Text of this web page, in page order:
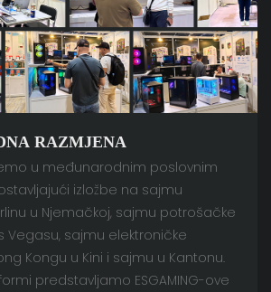
RAZMJENA
u međunarodnim poslovnim
izložbe na sajmu
u Njemačkoj, sajmu potrošačke
Vegasu, sajmu elektroničke
Kongu u Kini i sajmu u Kantonu.
predstavljamo ESGAMING-ove